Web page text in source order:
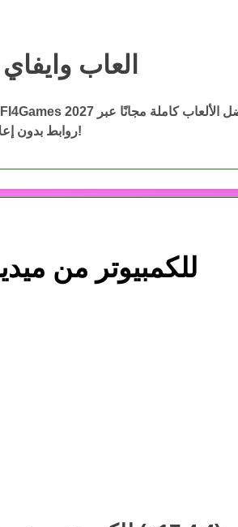
WIFI4Games العاب وايفاي
روابط بدون إعلانات مزعجة. متجددة باستمرار!